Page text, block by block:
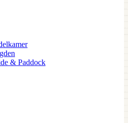
& Paddock